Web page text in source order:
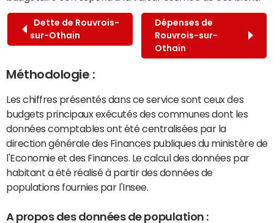
Dette de Rouvrois-
sur-Othain
Dépenses de
Rouvrois-sur-
Othain
Méthodologie :
Les chiffres présentés dans ce service sont ceux des
budgets principaux exécutés des communes dont les
données comptables ont été centralisées par la
direction générale des Finances publiques du ministère de
l'Economie et des Finances. Le calcul des données par
habitant a été réalisé à partir des données de
populations fournies par l'Insee.
A propos des données de population :